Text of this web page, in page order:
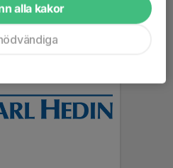
alla kakor